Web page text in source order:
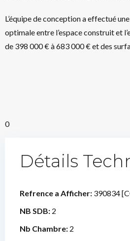
L’équipe de conception a effectué
optimale entre l’espace construit et
de 398 000 € à 683 000 € et des
0
Détails
Refrence a Afficher: 390834
NB SDB: 2
Nb Chambre: 2